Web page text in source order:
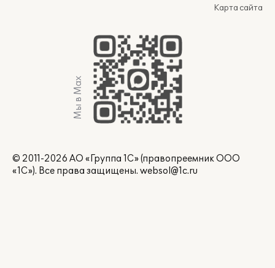
Карта сайта
Мы в Max
© 2011-2026 АО «Группа 1С» (правопреемник ООО
«1С»). Все права защищены. websol@1c.ru